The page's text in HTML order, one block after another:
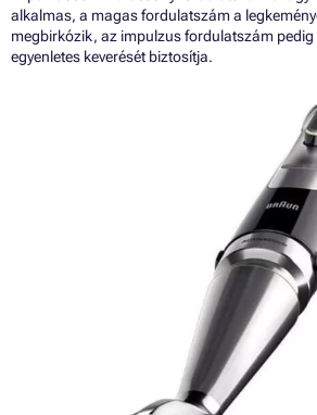
alkalmas, a magas fordulatszám a
megbirkózik, az impulzus fordulatszám pedig
egyenletes keverését biztosítja.